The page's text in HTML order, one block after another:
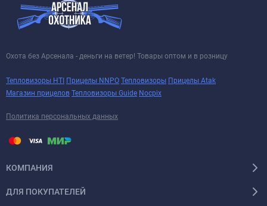
Охота без Арсенала - деньги на ветер! Товары оптом и в розницу
Тепловизоры HTI Прицелы NNPO Тепловизоры Прицелы Atak
Магазин прицелов Тепловизоры Guide Nocpix
Политика персональных данных
КОМПАНИЯ
ДЛЯ ПОКУПАТЕЛЕЙ